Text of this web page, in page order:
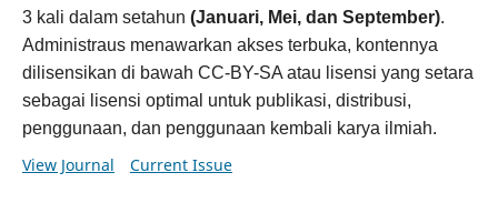
3 kali dalam setahun (Januari, Mei, dan September).
Administraus menawarkan akses terbuka, kontennya
dilisensikan di bawah CC-BY-SA atau lisensi yang setara
sebagai lisensi optimal untuk publikasi, distribusi,
penggunaan, dan penggunaan kembali karya ilmiah.
View Journal Current Issue